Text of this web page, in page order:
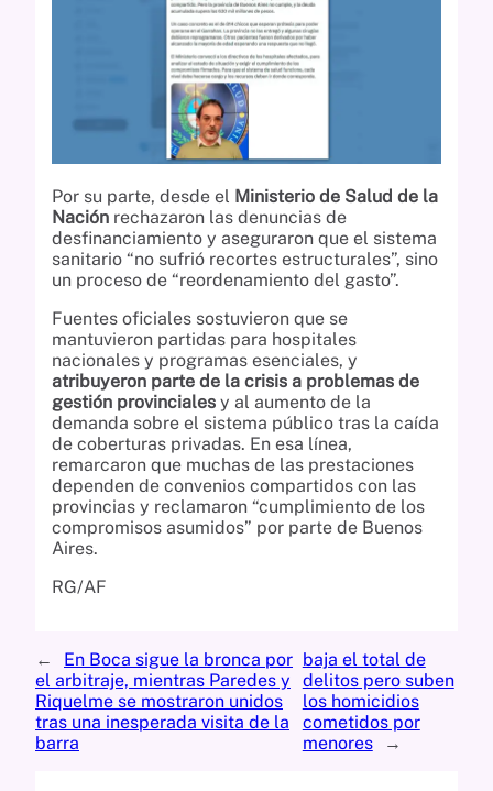
Por su parte, desde el Ministerio de Salud de la
Nación rechazaron las denuncias de
desfinanciamiento y aseguraron que el sistema
sanitario “no sufrió recortes estructurales”, sino
un proceso de “reordenamiento del gasto”.
Fuentes oficiales sostuvieron que se
mantuvieron partidas para hospitales
nacionales y programas esenciales, y
atribuyeron parte de la crisis a problemas de
gestión provinciales y al aumento de la
demanda sobre el sistema público tras la caída
de coberturas privadas. En esa línea,
remarcaron que muchas de las prestaciones
dependen de convenios compartidos con las
provincias y reclamaron “cumplimiento de los
compromisos asumidos” por parte de Buenos
Aires.
RG/AF
←
En Boca sigue la bronca por
el arbitraje, mientras Paredes y
Riquelme se mostraron unidos
tras una inesperada visita de la
barra
baja el total de
delitos pero suben
los homicidios
cometidos por
menores
→